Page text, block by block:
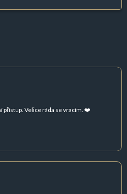
přístup. Velice ráda se vracím. ❤️